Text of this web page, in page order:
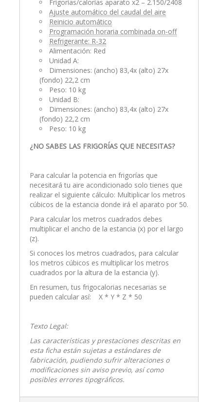
Frigorías/calorías aparato x2 – 2.150/2408
Ajuste automático del caudal del aire
Reinicio automático
Programación horaria combinada on-off
Refrigerante: R-32
Alimentación: Red
Unidad A:
Dimensiones: (ancho) 83,4x (alto) 27x
(fondo) 22,2 cm
Peso: 10 kg
Unidad B:
Dimensiones: (ancho) 83,4x (alto) 27x
(fondo) 22,2 cm
Peso: 10 kg
¿NO SABES LAS FRIGORÍAS QUE NECESITAS?
Para calcular la potencia en frigorías que
necesitará tu aire acondicionado solo tienes que
realizar el siguiente cálculo: Multiplicar los metros
cúbicos de la estancia donde irá el aparato por 50.
Para calcular los metros cuadrados debes
multiplicar el ancho de la estancia (x) por el largo
(z).
Si conoces los metros cuadrados, para calcular
los metros cúbicos es multiplicar los metros
cuadrados por la altura de la estancia (y).
En resumen, tus frigocalorias necesarias se
pueden calcular así: X * Y * Z * 50
Texto Legal:
Las características y prestaciones descritas en
esta ficha están sujetas a estándares de
fabricación, pudiendo sufrir alteraciones o
modificaciones sin aviso previo, así como
posibles errores tipográficos.